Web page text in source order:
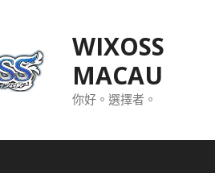
WIXOSS
MACAU
你好。選擇者。